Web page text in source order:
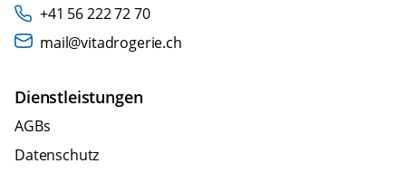
+41 56 222 72 70
mail@vitadrogerie.ch
Dienstleistungen
AGBs
Datenschutz